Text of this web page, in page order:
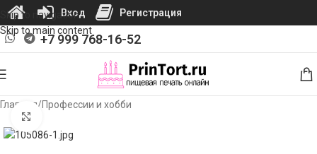
Skip to navigation
Skip to main content
+7 999 768-16-52
Главная/Профессии и хобби
Вход Регистрация